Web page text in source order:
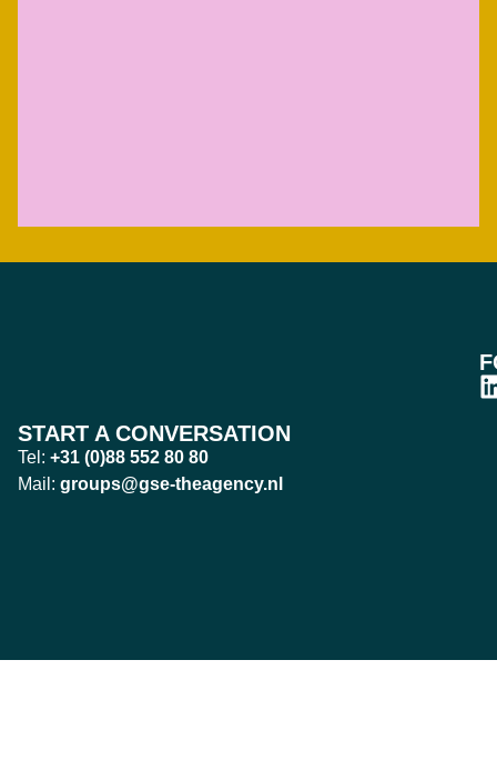
START A CONVERSATION
Tel: +31 (0)88 552 80 80
Mail: groups@gse-theagency.nl